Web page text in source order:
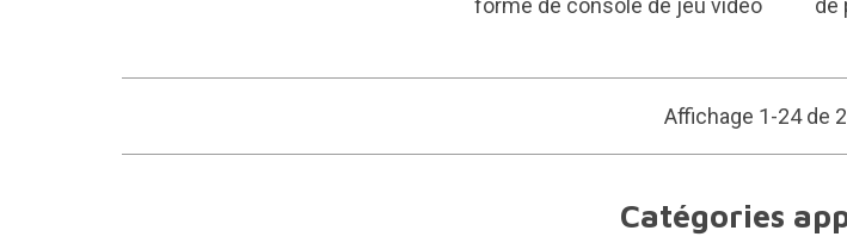
forme de console de jeu vidéo
de
Affichage 1-24 de
Catégories